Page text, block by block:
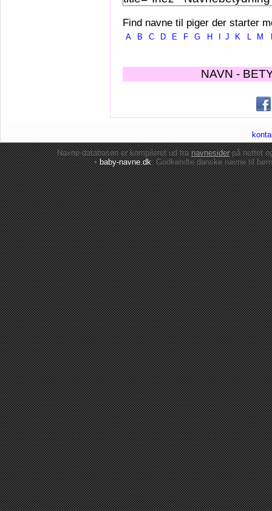
Find navne til piger der starter
A B C D E F G H J K L M
NAVN -
Navne-databasen er kompileret ud franavnesiderpå nettet
•baby-navne.dk: Godkendte danskenavne til børn